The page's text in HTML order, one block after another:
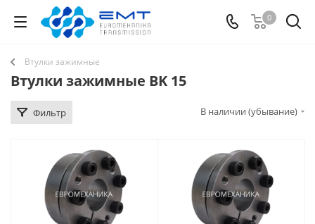
0
Втулки зажимные
Втулки зажимные BK 15
Фильтр В наличии (убывание)